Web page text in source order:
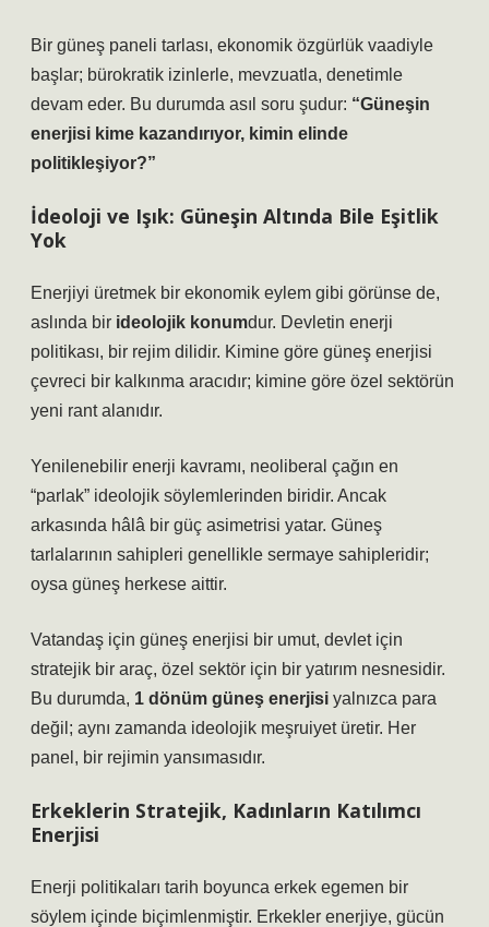
Bir güneş paneli tarlası, ekonomik özgürlük vaadiyle
başlar; bürokratik izinlerle, mevzuatla, denetimle
devam eder. Bu durumda asıl soru şudur: “Güneşin
enerjisi kime kazandırıyor, kimin elinde
politikleşiyor?”
İdeoloji ve Işık: Güneşin Altında Bile Eşitlik
Yok
Enerjiyi üretmek bir ekonomik eylem gibi görünse de,
aslında bir ideolojik konumdur. Devletin enerji
politikası, bir rejim dilidir. Kimine göre güneş enerjisi
çevreci bir kalkınma aracıdır; kimine göre özel sektörün
yeni rant alanıdır.
Yenilenebilir enerji kavramı, neoliberal çağın en
“parlak” ideolojik söylemlerinden biridir. Ancak
arkasında hâlâ bir güç asimetrisi yatar. Güneş
tarlalarının sahipleri genellikle sermaye sahipleridir;
oysa güneş herkese aittir.
Vatandaş için güneş enerjisi bir umut, devlet için
stratejik bir araç, özel sektör için bir yatırım nesnesidir.
Bu durumda, 1 dönüm güneş enerjisi yalnızca para
değil; aynı zamanda ideolojik meşruiyet üretir. Her
panel, bir rejimin yansımasıdır.
Erkeklerin Stratejik, Kadınların Katılımcı
Enerjisi
Enerji politikaları tarih boyunca erkek egemen bir
söylem içinde biçimlenmiştir. Erkekler enerjiye, gücün